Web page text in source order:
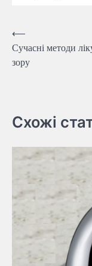
Навігація
записів
⟵
Сучасні методи
зору
Схожі